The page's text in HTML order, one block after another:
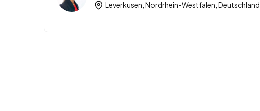
Leverkusen, Nordrhein-Westfalen, Deutschland